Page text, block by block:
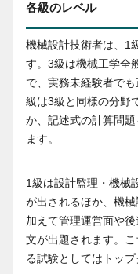
各級のレベル
機械設計技術者は、1
す。3級は機械工学全
で、実務未経験者で
級は3級と同様の分野
か、記述式の計算問
ます。
1級は設計監理・機械
が出されるほか、機
加えて管理運営面や
文が出題されます。
る試験としてはトッ